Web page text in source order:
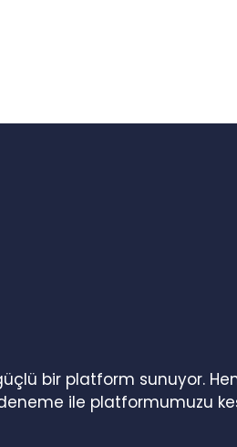
bir platform sunuyor.
ile platformumuzu